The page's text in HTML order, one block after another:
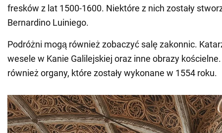
fresków z lat 1500-1600. Niektóre z nich zostały
Bernardino Luiniego.
Podróżni mogą również zobaczyć salę zakonnic.
wesele w Kanie Galilejskiej oraz inne obrazy
również organy, które zostały wykonane w 1554 roku.